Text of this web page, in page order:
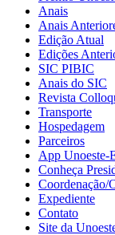
Anais
Anais
Edição Atual
Edições
SIC PIBIC
Anais do SIC
Revista
Transporte
Hospedagem
Parceiros
App Unoeste-
Conheça
Coordenação/
Expediente
Contato
Site da